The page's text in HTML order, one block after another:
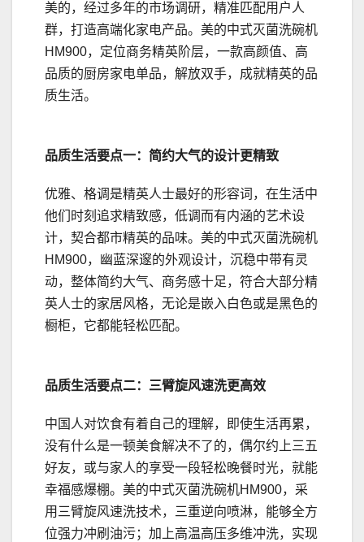
美的，经过多年的市场调研，精准匹配用户人
群，打造高端化家电产品。美的中式灭菌洗碗机
HM900，定位商务精英阶层，一款高颜值、高
品质的厨房家电单品，解放双手，成就精英的品
质生活。
品质生活要点一：简约大气的设计更精致
优雅、格调是精英人士最好的形容词，在生活中
他们时刻追求精致感，低调而有内涵的艺术设
计，契合都市精英的品味。美的中式灭菌洗碗机
HM900，幽蓝深邃的外观设计，沉稳中带有灵
动，整体简约大气、商务感十足，符合大部分精
英人士的家居风格，无论是嵌入白色或是黑色的
橱柜，它都能轻松匹配。
品质生活要点二：三臂旋风速洗更高效
中国人对饮食有着自己的理解，即使生活再累，
没有什么是一顿美食解决不了的，偶尔约上三五
好友，或与家人的享受一段轻松晚餐时光，就能
幸福感爆棚。美的中式灭菌洗碗机HM900，采
用三臂旋风速洗技术，三重逆向喷淋，能够全方
位强力冲刷油污；加上高温高压多维冲洗，实现